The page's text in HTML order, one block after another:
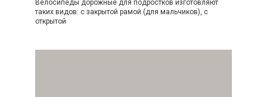
Велосипеды дорожные для подростков изготовляют
таких видов: с закрытой рамой (для мальчиков), с
открытой